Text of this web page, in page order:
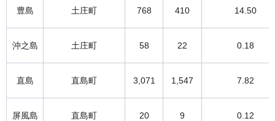
豊島 土庄町 768 410 14.50
沖之島 土庄町 58 22 0.18
直島 直島町 3,071 1,547 7.82
屏風島 直島町 20 9 0.12